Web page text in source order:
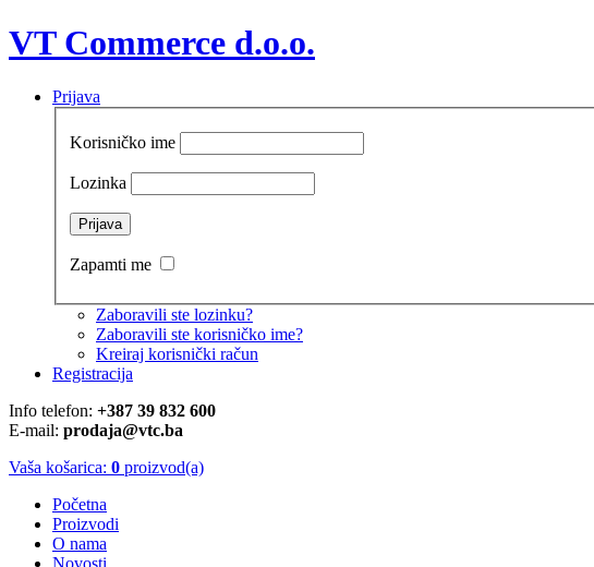
VT Commerce d.o.o.
Prijava
Korisničko ime
Lozinka
Zapamti me
Zaboravili ste lozinku?
Zaboravili ste korisničko ime?
Kreiraj korisnički račun
Registracija
Info telefon: +387 39 832 600
E-mail: prodaja@vtc.ba
Vaša košarica: 0 proizvod(a)
Početna
Proizvodi
O nama